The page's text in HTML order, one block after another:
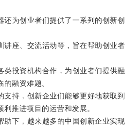
为创业者们提供了一系列的创新创
座、交流活动等，旨在帮助创业者
投资机构合作，为创业者们提供融
融资难题。
持，创新企业们能够更好地获取到
利推进项目的运营和发展。
下，越来越多的中国创新企业实现